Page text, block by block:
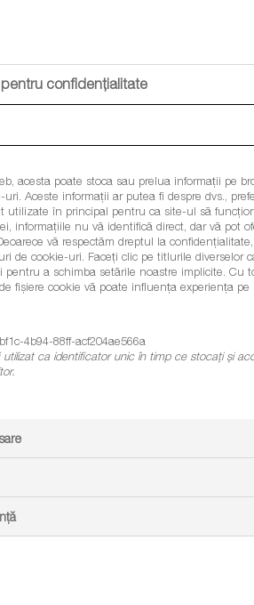
confidențialitate
acesta poate stoca sau prelua informații pe
Aceste informații ar putea fi despre dvs.,
utilizate în principal pentru ca site-ul să
informațiile nu vă identifică direct, dar vă pot
vă respectăm dreptul la
de cookie-uri. Faceți clic pe titlurile diverselor
pentru a schimba setările noastre implicite. Cu
fișiere cookie vă poate influența experiența pe
4b94-88ff-acf204ae566a
ca identificator unic în timp ce stocați și